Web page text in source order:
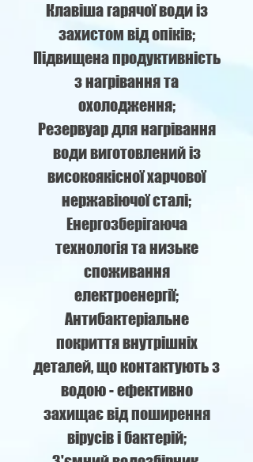
Клавіша гарячої води із
захистом від опіків;
Підвищена продуктивність
з нагрівання та
охолодження;
Резервуар для нагрівання
води виготовлений із
високоякісної харчової
нержавіючої сталі;
Енергозберігаюча
технологія та низьке
споживання
електроенергії;
Антибактеріальне
покриття внутрішніх
деталей, що контактують з
водою - ефективно
захищає від поширення
вірусів і бактерій;